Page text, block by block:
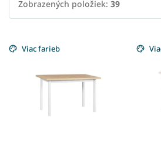
Zobrazených položiek: 39
ý
Viac farieb